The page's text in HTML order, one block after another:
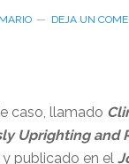
MARIO DEJA UN
caso, llamado
Uprighting and
publicado en el